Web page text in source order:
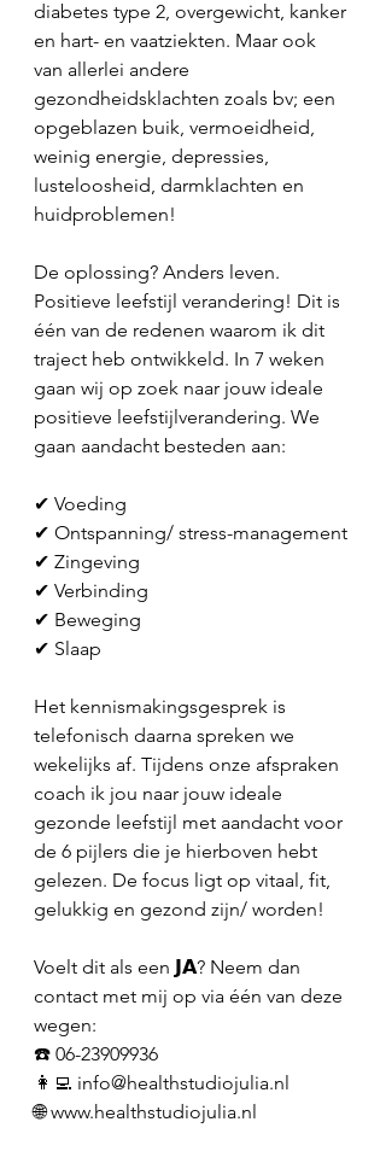
diabetes type 2, overgewicht, kanker
en hart- en vaatziekten. Maar ook
van allerlei andere
gezondheidsklachten zoals bv; een
opgeblazen buik, vermoeidheid,
weinig energie, depressies,
lusteloosheid, darmklachten en
huidproblemen!
De oplossing? Anders leven.
Positieve leefstijl verandering! Dit is
één van de redenen waarom ik dit
traject heb ontwikkeld. In 7 weken
gaan wij op zoek naar jouw ideale
positieve leefstijlverandering. We
gaan aandacht besteden aan:
✔︎ Voeding
✔︎ Ontspanning/ stress-management
✔︎ Zingeving
✔︎ Verbinding
✔︎ Beweging
✔︎ Slaap
Het kennismakingsgesprek is
telefonisch daarna spreken we
wekelijks af. Tijdens onze afspraken
coach ik jou naar jouw ideale
gezonde leefstijl met aandacht voor
de 6 pijlers die je hierboven hebt
gelezen. De focus ligt op vitaal, fit,
gelukkig en gezond zijn/ worden!
Voelt dit als een 𝗝𝗔? Neem dan
contact met mij op via één van deze
wegen:
☎️ 06-23909936
👩‍💻 info@healthstudiojulia.nl
🌐 www.healthstudiojulia.nl